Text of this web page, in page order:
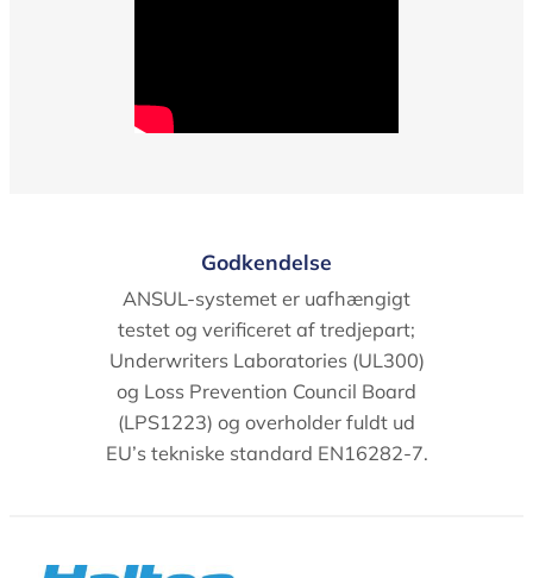
Godkendelse
ANSUL-systemet er uafhængigt
testet og verificeret af tredjepart;
Underwriters Laboratories (UL300)
og Loss Prevention Council Board
(LPS1223) og overholder fuldt ud
EU’s tekniske standard EN16282-7.